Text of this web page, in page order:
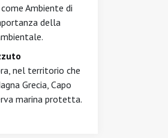
Ambiente di
della
nel territorio che
Grecia, Capo
marina protetta.